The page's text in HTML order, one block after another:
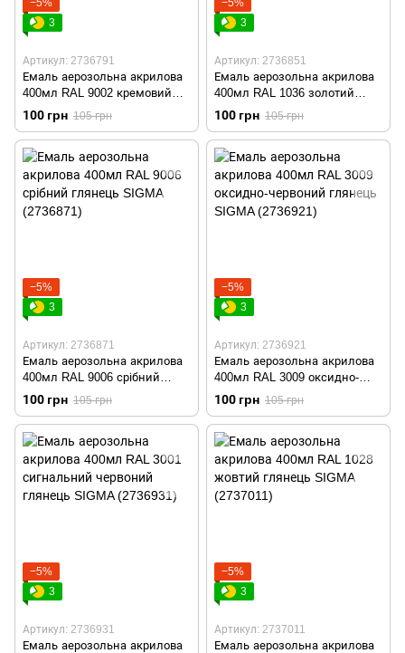
3
Артикул: 2736791
Емаль аерозольна акрилова
400мл RAL 9002 кремовий
глянець SIGMA (2736791)
100 грн 105 грн
3
Артикул: 2736851
Емаль аерозольна акрилова
400мл RAL 1036 золотий
глянець SIGMA (2736851)
100 грн 105 грн
−5%
3
Артикул: 2736871
Емаль аерозольна акрилова
400мл RAL 9006 срібний
глянець SIGMA (2736871)
100 грн 105 грн
−5%
3
Артикул: 2736921
Емаль аерозольна акрилова
400мл RAL 3009 оксидно-
червоний глянець SIGMA
(2736921)
100 грн 105 грн
−5%
3
Артикул: 2736931
Емаль аерозольна акрилова
−5%
3
Артикул: 2737011
Емаль аерозольна акрилова